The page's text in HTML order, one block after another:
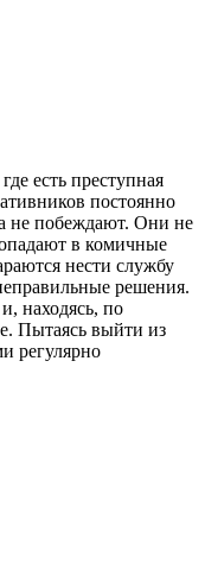
есть преступная
постоянно
не побеждают. Они не
в комичные
нести службу
решения.
находясь, по
Пытаясь выйти из
регулярно